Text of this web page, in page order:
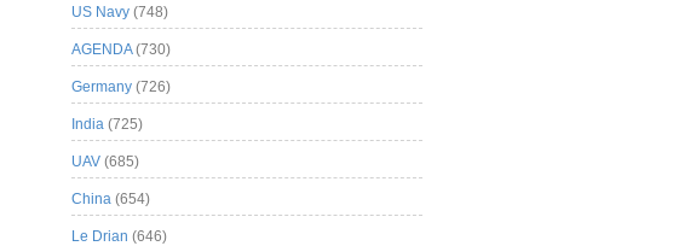
US Navy (748)
AGENDA(730)
Germany (726)
India (725)
UAV (685)
China (654)
Le Drian (646)